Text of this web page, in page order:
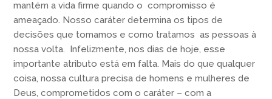
mantém a vida firme quando o compromisso é
ameaçado. Nosso caráter determina os tipos de
decisões que tomamos e como tratamos as pessoas à
nossa volta. Infelizmente, nos dias de hoje, esse
importante atributo está em falta. Mais do que qualquer
coisa, nossa cultura precisa de homens e mulheres de
Deus, comprometidos com o caráter – com a